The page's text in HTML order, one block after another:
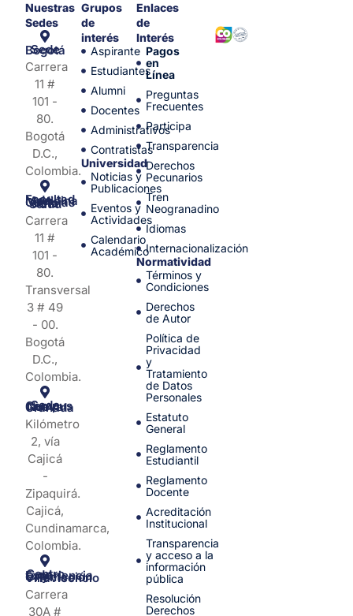
Nuestras
Sedes
Sede Bogotá
Carrera
11 #
101 -
80.
Bogotá
D.C.,
Colombia.
Facultad de Medicina y Ciencias de la Salud
Carrera
11 #
101 -
80.
Transversal
3 # 49
- 00.
Bogotá
D.C.,
Colombia.
Sede Campus Nueva Granada
Kilómetro
2, vía
Cajicá
-
Zipaquirá.
Cajicá,
Cundinamarca,
Colombia.
Centro de Experiencia y Orientación Villavicencio
Carrera
30A #
Grupos
de
interés
Aspirante
Estudiantes
Alumni
Docentes
Administrativos
Contratistas
Universidad
Noticias y
Publicaciones
Eventos y
Actividades
Calendario
Académico
Enlaces
de
Interés
Pagos
en
Línea
Preguntas
Frecuentes
Participa
Transparencia
Derechos
Pecunarios
Tren
Neogranadino
Idiomas
Internacionalización
Normatividad
Términos y
Condiciones
Derechos
de Autor
Política de
Privacidad
y
Tratamiento
de Datos
Personales
Estatuto
General
Reglamento
Estudiantil
Reglamento
Docente
Acreditación
Institucional
Transparencia
y acceso a la
información
pública
Resolución
Derechos